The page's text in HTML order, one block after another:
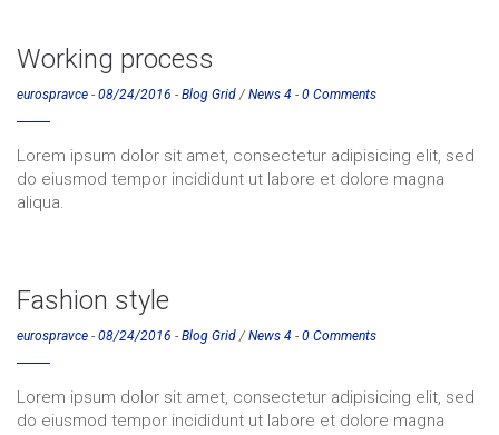
Working process
eurospravce - 08/24/2016 - Blog Grid / News 4 - 0 Comments
Lorem ipsum dolor sit amet, consectetur adipisicing elit, sed
do eiusmod tempor incididunt ut labore et dolore magna
aliqua.
Fashion style
eurospravce - 08/24/2016 - Blog Grid / News 4 - 0 Comments
Lorem ipsum dolor sit amet, consectetur adipisicing elit, sed
do eiusmod tempor incididunt ut labore et dolore magna